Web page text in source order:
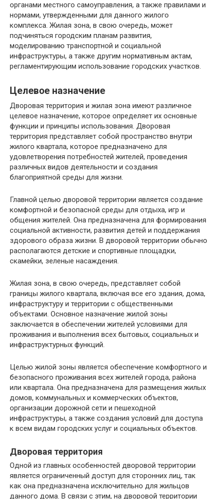
органами местного самоуправления, а также правилами и
нормами, утвержденными для данного жилого
комплекса. Жилая зона, в свою очередь, может
подчиняться городским планам развития,
моделированию транспортной и социальной
инфраструктуры, а также другим нормативным актам,
регламентирующим использование городских участков.
Целевое назначение
Дворовая территория и жилая зона имеют различное
целевое назначение, которое определяет их основные
функции и принципы использования. Дворовая
территория представляет собой пространство внутри
жилого квартала, которое предназначено для
удовлетворения потребностей жителей, проведения
различных видов деятельности и создания
благоприятной среды для жизни.
Главной целью дворовой территории является создание
комфортной и безопасной среды для отдыха, игр и
общения жителей. Она предназначена для формирования
социальной активности, развития детей и поддержания
здорового образа жизни. В дворовой территории обычно
располагаются детские и спортивные площадки,
скамейки, зеленые насаждения.
Жилая зона, в свою очередь, представляет собой
границы жилого квартала, включая все его здания, дома,
инфраструктуру и территории с общественными
объектами. Основное назначение жилой зоны
заключается в обеспечении жителей условиями для
проживания и выполнения всех бытовых, социальных и
инфраструктурных функций.
Целью жилой зоны является обеспечение комфортного и
безопасного проживания всех жителей города, района
или квартала. Она предназначена для размещения жилых
домов, коммунальных и коммерческих объектов,
организации дорожной сети и пешеходной
инфраструктуры, а также создания условий для доступа
к всем видам городских услуг и социальных объектов.
Дворовая территория
Одной из главных особенностей дворовой территории
является ограниченный доступ для сторонних лиц, так
как она предназначена исключительно для жильцов
данного дома. В связи с этим, на дворовой территории